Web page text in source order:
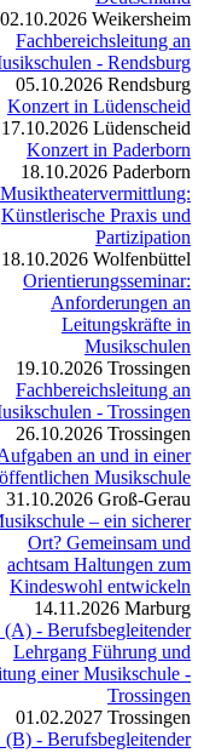
02.10.2026 Weikersheim
Fachbereichsleitung an
- Rendsburg
05.10.2026 Rendsburg
Konzert in Lüdenscheid
17.10.2026 Lüdenscheid
Konzert in Paderborn
18.10.2026 Paderborn
Musiktheatervermittlung:
Künstlerische Praxis und
Partizipation
18.10.2026 Wolfenbüttel
Orientierungsseminar:
Anforderungen an
Leitungskräfte in
Musikschulen
19.10.2026 Trossingen
Fachbereichsleitung an
- Trossingen
26.10.2026 Trossingen
an und in einer
öffentlichen Musikschule
31.10.2026 Groß-Gerau
– ein sicherer
Ort? Gemeinsam und
achtsam Haltungen zum
Kindeswohl entwickeln
14.11.2026 Marburg
(A) - Berufsbegleitender
Lehrgang Führung und
einer Musikschule -
Trossingen
01.02.2027 Trossingen
(B) - Berufsbegleitender